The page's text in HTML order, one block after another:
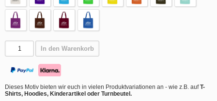
In den Warenkorb
Dieses Motiv bieten wir euch in vielen Produktvariationen an - wie z.B. aufT-
Shirts, Hoodies, Kinderartikel oder Turnbeutel.